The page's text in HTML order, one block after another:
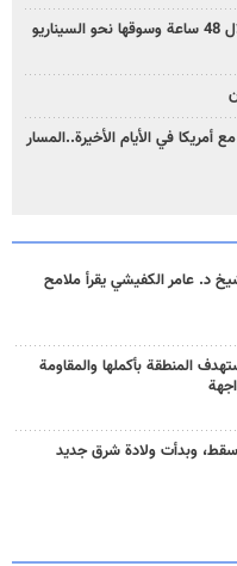
بزشكيان: خططوا لإسقاط إيران خلال 48 ساعة وسوقها نحو السيناريو
في الأيام الأخيرة..المسار
د. عامر الكفيشي يقرأ ملامح
المنطقة بأكملها والمقاومة
وبدأت ولادة شرق جديد